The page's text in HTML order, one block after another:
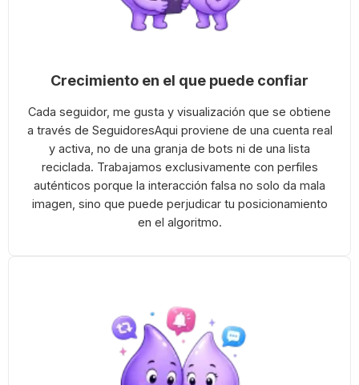
Crecimiento en el que puede confiar
Cada seguidor, me gusta y visualización que se obtiene
a través de SeguidoresAqui proviene de una cuenta real
y activa, no de una granja de bots ni de una lista
reciclada. Trabajamos exclusivamente con perfiles
auténticos porque la interacción falsa no solo da mala
imagen, sino que puede perjudicar tu posicionamiento
en el algoritmo.